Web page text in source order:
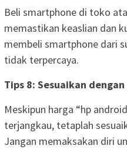
Beli smartphone di toko
memastikan keaslian dan
membeli smartphone dari
tidak terpercaya.
Tips 8: Sesuaikan
Meskipun harga “hp
terjangkau, tetaplah
Jangan memaksakan diri